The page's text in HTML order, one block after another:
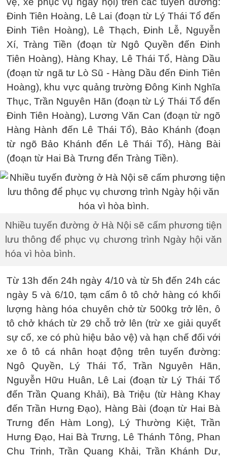
Đinh Tiên Hoàng, Lê Lai (đoạn từ Lý Thái Tổ đến
Đinh Tiên Hoàng), Lê Thạch, Đinh Lễ, Nguyễn
Xí, Tràng Tiền (đoạn từ Ngô Quyền đến Đinh
Tiên Hoàng), Hàng Khay, Lê Thái Tổ, Hàng Dầu
(đoạn từ ngã tư Lò Sũ - Hàng Dầu đến Đinh Tiên
Hoàng), khu vực quảng trường Đông Kinh Nghĩa
Thục, Trần Nguyên Hãn (đoạn từ Lý Thái Tổ đến
Đinh Tiên Hoàng), Lương Văn Can (đoạn từ ngõ
Hàng Hành đến Lê Thái Tổ), Bảo Khánh (đoạn
từ ngõ Bảo Khánh đến Lê Thái Tổ), Hàng Bài
(đoạn từ Hai Bà Trưng đến Tràng Tiền).
Nhiều tuyến đường ở Hà Nội sẽ cấm phương tiện
lưu thông để phục vụ chương trình Ngày hội văn
hóa vì hòa bình.
Từ 13h đến 24h ngày 4/10 và từ 5h đến 24h các
ngày 5 và 6/10, tạm cấm ô tô chở hàng có khối
lượng hàng hóa chuyên chở từ 500kg trở lên, ô
tô chở khách từ 29 chỗ trở lên (trừ xe giải quyết
sự cố, xe có phù hiệu bảo vệ) và hạn chế đối với
xe ô tô cá nhân hoạt động trên tuyến đường:
Ngô Quyền, Lý Thái Tổ, Trần Nguyên Hãn,
Nguyễn Hữu Huân, Lê Lai (đoạn từ Lý Thái Tổ
đến Trần Quang Khải), Bà Triệu (từ Hàng Khay
đến Trần Hưng Đạo), Hàng Bài (đoạn từ Hai Bà
Trưng đến Hàm Long), Lý Thường Kiệt, Trần
Hưng Đạo, Hai Bà Trưng, Lê Thánh Tông, Phan
Chu Trinh, Trần Quang Khải, Trần Khánh Dư,